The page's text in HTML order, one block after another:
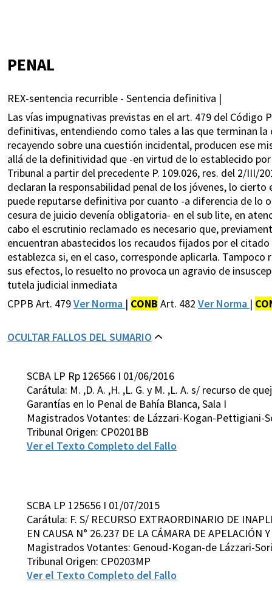
PENAL
REX-sentencia recurrible - Sentencia definitiva |
Las vías impugnativas previstas en el art. 479 del Código
definitivas, entendiendo como tales a las que terminan la
recayendo sobre una cuestión incidental, producen ese
allá de la definitividad que -en virtud de lo establecido
Tribunal a partir del precedente P. 109.026, res. del 2/III/
declaran la responsabilidad penal de los jóvenes, lo
puede reputarse definitiva por cuanto -a diferencia de lo
cesura de juicio devenía obligatoria- en el sub lite, en
cabo el escrutinio reclamado es necesario que,
encuentran abastecidos los recaudos fijados por el
establezca si, en el caso, corresponde aplicarla.
sus efectos, lo resuelto no provoca un agravio de
tutela judicial inmediata
CPPB Art. 479Ver Norma | CONB Art. 482 Ver Norma |
OCULTAR FALLOS DEL SUMARIO
SCBA LP Rp 126566 I 01/06/2016
Carátula: M. ,D. A. ,H. ,L. G. y M. ,L. A. s/ recurso de
Garantías en lo Penal de Bahía Blanca, Sala I
Magistrados Votantes: de Lázzari-Kogan-Pettigiani-
Tribunal Origen: CP0201BB
Ver el Texto Completo del Fallo
SCBA LP 125656 I 01/07/2015
Carátula: F. S/ RECURSO EXTRAORDINARIO DE
EN CAUSA N° 26.237 DE LA CÁMARA DE APELACIÓN
Magistrados Votantes: Genoud-Kogan-de Lázzari-
Tribunal Origen: CP0203MP
Ver el Texto Completo del Fallo